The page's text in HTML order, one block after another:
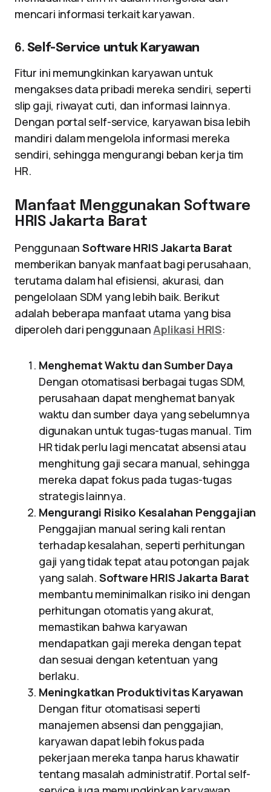
mencari informasi terkait karyawan.
6. Self-Service untuk Karyawan
Fitur ini memungkinkan karyawan untuk
mengakses data pribadi mereka sendiri, seperti
slip gaji, riwayat cuti, dan informasi lainnya.
Dengan portal self-service, karyawan bisa lebih
mandiri dalam mengelola informasi mereka
sendiri, sehingga mengurangi beban kerja tim
HR.
Manfaat Menggunakan Software
HRIS Jakarta Barat
PenggunaanSoftware HRIS Jakarta Barat
memberikan banyak manfaat bagi perusahaan,
terutama dalam hal efisiensi, akurasi, dan
pengelolaan SDM yang lebih baik. Berikut
adalah beberapa manfaat utama yang bisa
diperoleh dari penggunaan Aplikasi HRIS:
Menghemat Waktu dan Sumber Daya
Dengan otomatisasi berbagai tugas SDM,
perusahaan dapat menghemat banyak
waktu dan sumber daya yang sebelumnya
digunakan untuk tugas-tugas manual. Tim
HR tidak perlu lagi mencatat absensi atau
menghitung gaji secara manual, sehingga
mereka dapat fokus pada tugas-tugas
strategis lainnya.
Mengurangi Risiko Kesalahan Penggajian
Penggajian manual sering kali rentan
terhadap kesalahan, seperti perhitungan
gaji yang tidak tepat atau potongan pajak
yang salah. Software HRIS Jakarta Barat
membantu meminimalkan risiko ini dengan
perhitungan otomatis yang akurat,
memastikan bahwa karyawan
mendapatkan gaji mereka dengan tepat
dan sesuai dengan ketentuan yang
berlaku.
Meningkatkan Produktivitas Karyawan
Dengan fitur otomatisasi seperti
manajemen absensi dan penggajian,
karyawan dapat lebih fokus pada
pekerjaan mereka tanpa harus khawatir
tentang masalah administratif. Portal self-